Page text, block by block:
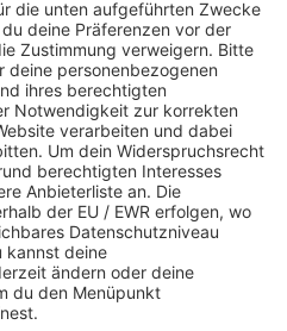
muss ich öfter
wenn es so in meinem
auch für Neben-
wie geht es nun
wurde?